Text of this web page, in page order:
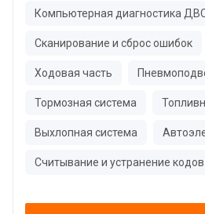
Компьютерная диагностика
Сканирование и сброс ошибок
Ходовая часть
Тормозная система
Выхлопная система
Считывание и устранение